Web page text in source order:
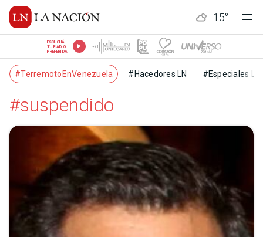
15°
ESCUCHÁ
TU RADIO
PREFERIDA
#TerremotoEnVenezuela #Hacedores LN #Especiales LN
#suspendido